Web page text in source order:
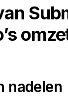
nadelen